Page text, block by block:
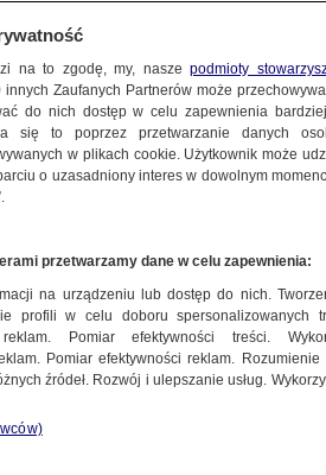
pieniądze na śmigłowce
niespójne komunikaty
które mają "wprowadzić
w błąd"
na to zgodę, my, naszepodmioty
innych Zaufanych Partnerów może
do nich dostęp w celu zapewnienia
się to poprzez przetwarzanie danych
w plikach cookie. Użytkownik może
o uzasadniony interes w dowolnym
przetwarzamy dane w celu zapewnienia:
na urządzeniu lub dostęp do nich.
profili w celu doboru spersonalizowanych
reklam. Pomiar efektywności treści.
Pomiar efektywności reklam.
źródeł. Rozwój i ulepszanie usług.